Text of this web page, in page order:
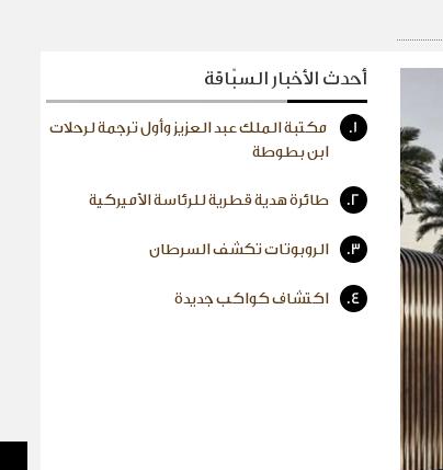
أحدث الأخبار السبّاقة
1.
مكتبة الملك عبد العزيز وأول ترجمة لرحلات
ابن بطوطة
2. طائرة هدية قطرية للرئاسة الأميركية
3. الروبوتات تكشف السرطان
4. اكتشاف كواكب جديدة